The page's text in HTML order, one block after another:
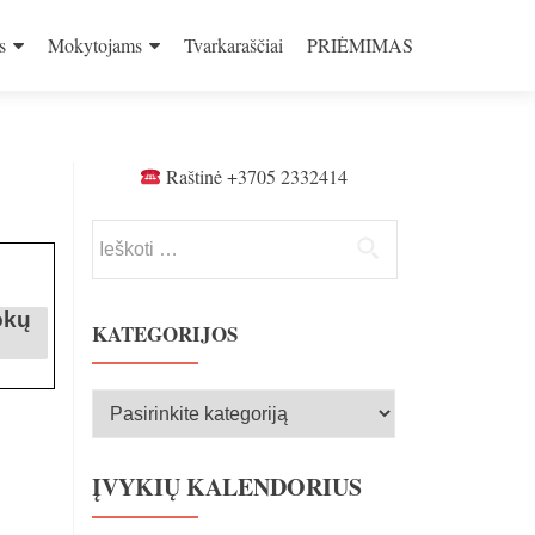
Mokytojams Tvarkaraščiai PRIĖMIMAS
Raštinė +3705 2332414
KATEGORIJOS
Kategorijos
ĮVYKIŲ KALENDORIUS